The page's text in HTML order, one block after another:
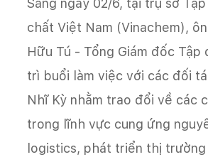
Sáng ngày 02/6, tại trụ sở
chất Việt Nam (Vinachem),
Hữu Tú - Tổng Giám đốc Tập
trì buổi làm việc với các đối
Nhĩ Kỳ nhằm trao đổi về các
trong lĩnh vực cung ứng
logistics, phát triển thị